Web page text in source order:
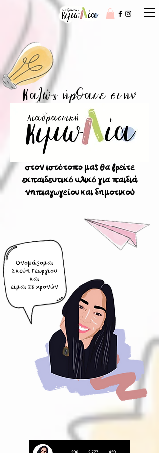
Καλώς ήρθατε στην
στον ιστότοπο μας θα βρείτε
εκπαιδευτικό υλικό για παιδιά
νηπιαγωγείου και δημοτικού
Ονομάζομαι
Σκεύη Γεωργίου
και
είμαι 28 χρονών